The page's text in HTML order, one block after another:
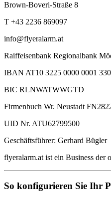
Brown-Boveri-Straße 8
T +43 2236 869097
info@flyeralarm.at
Raiffeisenbank Regionalbank
IBAN AT10 3225 0000 0001
BIC RLNWATWWGTD
Firmenbuch Wr. Neustadt
UID Nr. ATU62799500
Geschäftsführer: Gerhard Bügler
flyeralarm.at ist ein Business der
So konfigurieren Sie Ihr